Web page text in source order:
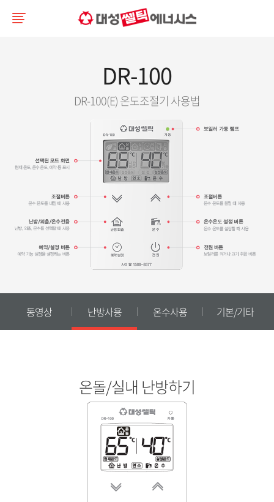
DR-100
DR-100(E) 온도조절기 사용법
동영상 난방사용 온수사용 기본/기타
DR-100_난방 사용 방법
DR-100_외출 사용 방법
DR-100_예약 사용 방법
온돌/실내 난방하기